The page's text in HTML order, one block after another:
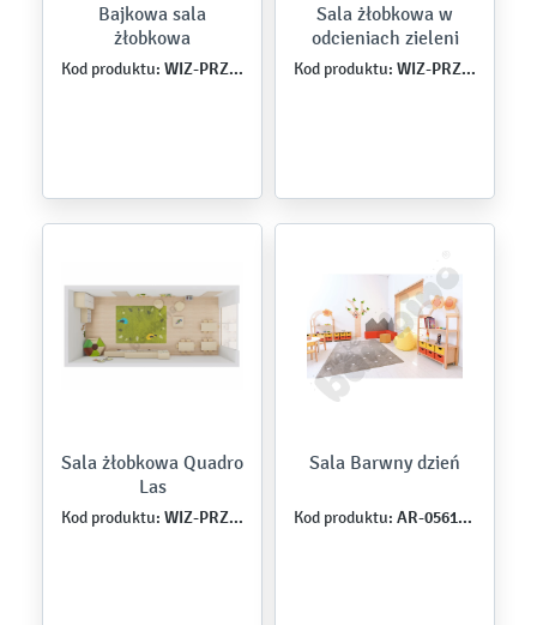
Bajkowa sala
żłobkowa
Kod produktu: WIZ-PRZ-MB-0016
Sala żłobkowa w
odcieniach zieleni
Kod produktu: WIZ-PRZ-MB-0018
Sala żłobkowa Quadro
Las
Kod produktu: WIZ-PRZ-QU-0019
Sala Barwny dzień
Kod produktu: AR-056167-C-24